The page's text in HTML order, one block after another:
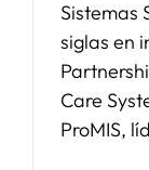
Sistemas
siglas en
Care
ProMIS,